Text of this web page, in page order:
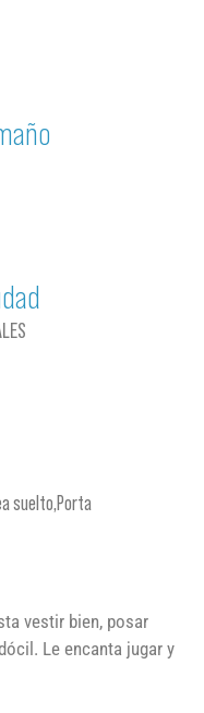
suelto,Porta
vestir bien, posar
Le encanta jugar y